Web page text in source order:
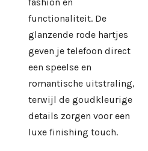
functionaliteit. De
glanzende rode hartjes
geven je telefoon direct
een speelse en
romantische uitstraling,
terwijl de goudkleurige
details zorgen voor een
luxe finishing touch.